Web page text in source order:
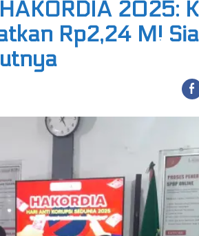
2025:
Rp2,24 M!